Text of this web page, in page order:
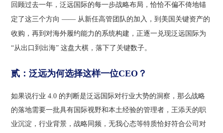
回顾过去一年，泛远国际的每一步战略布局，恰恰不偏不倚地锚
定了这三个方向 —— 从新任高管团队的加入，到美国关键资产的
收购，再到对海外履约能力的系统构建，正逐一兑现泛远国际为
“从出口到出海” 这盘大棋，落下了关键数子。
贰：泛远为何选择这样一位CEO？
如果说行业 4.0 的判断是泛远国际对行业大势的洞察，那么战略
的落地需要一批具有国际视野和本土经验的管理者，王添天的职
业沉淀，行业背景，战略同频，无我心态等特质恰好符合公司对